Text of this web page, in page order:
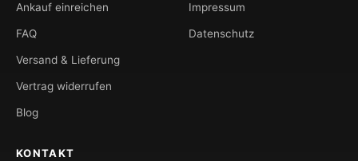
Ankauf einreichen
FAQ
Versand & Lieferung
Vertrag widerrufen
Blog
Impressum
Datenschutz
KONTAKT